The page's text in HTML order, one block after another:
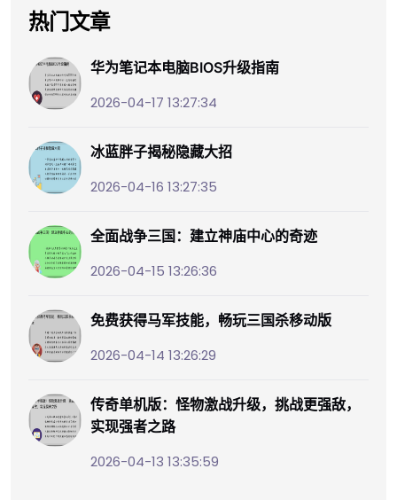
热门文章
华为笔记本电脑BIOS升级指南
2026-04-17 13:27:34
冰蓝胖子揭秘隐藏大招
2026-04-16 13:27:35
全面战争三国：建立神庙中心的奇迹
2026-04-15 13:26:36
免费获得马军技能，畅玩三国杀移动版
2026-04-14 13:26:29
传奇单机版：怪物激战升级，挑战更强敌，
实现强者之路
2026-04-13 13:35:59